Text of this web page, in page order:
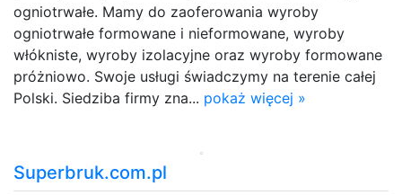
ogniotrwałe. Mamy do zaoferowania wyroby
ogniotrwałe formowane i nieformowane, wyroby
włókniste, wyroby izolacyjne oraz wyroby formowane
próżniowo. Swoje usługi świadczymy na terenie całej
Polski. Siedziba firmy zna... pokaż więcej »
Superbruk.com.pl